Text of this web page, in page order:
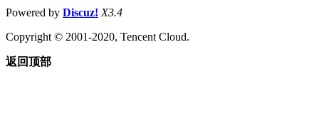
Powered by Discuz! X3.4
Copyright © 2001-2020, Tencent Cloud.
返回顶部